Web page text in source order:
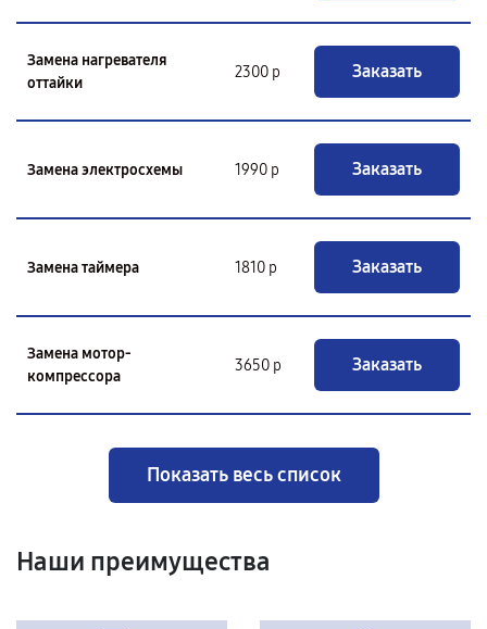
Замена нагревателя
оттайки
2300 р Заказать
Замена электросхемы 1990 р Заказать
Замена таймера 1810 р Заказать
Замена мотор-
компрессора
3650 р Заказать
Показать весь список
Наши преимущества